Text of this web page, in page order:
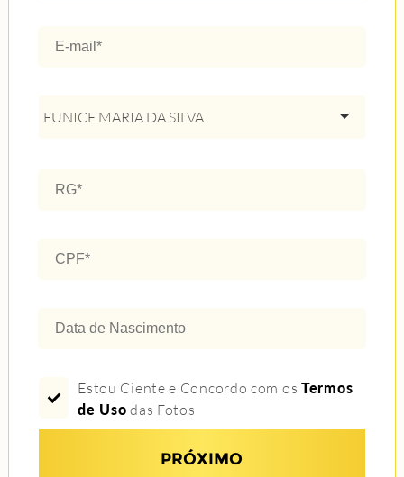
EUNICE MARIA DA SILVA
Estou Ciente e Concordo com os Termos
de Uso das Fotos
PRÓXIMO